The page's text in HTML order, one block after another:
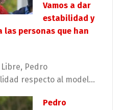
Vamos a dar
estabilidad y
personas que han
Pedro
respecto al model...
Pedro